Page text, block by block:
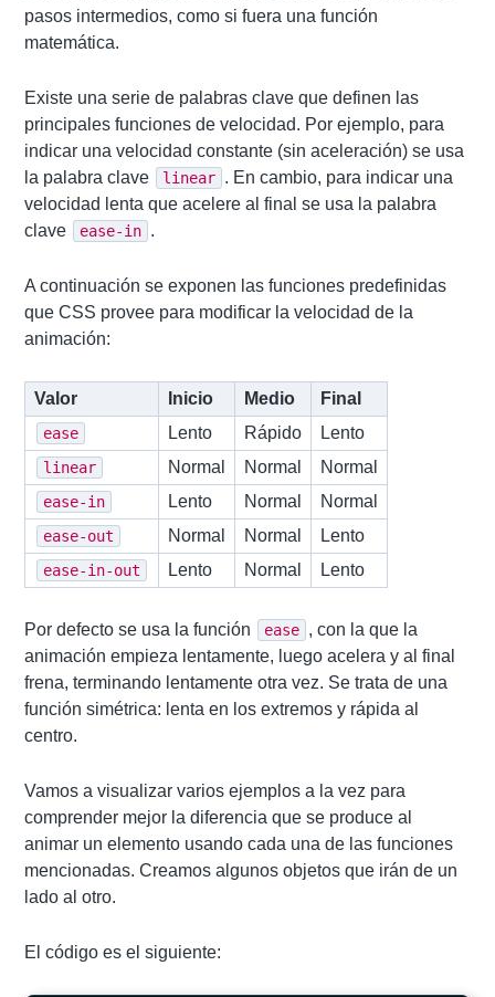
pasos intermedios, como si fuera una función
matemática.
Existe una serie de palabras clave que definen las
principales funciones de velocidad. Por ejemplo, para
indicar una velocidad constante (sin aceleración) se usa
la palabra clave
linear . En cambio, para indicar una
velocidad lenta que acelere al final se usa la palabra
clave
ease-in .
A continuación se exponen las funciones predefinidas
que CSS provee para modificar la velocidad de la
animación:
Valor Inicio Medio Final
ease Lento Rápido Lento
linear Normal Normal Normal
ease-in Lento Normal Normal
ease-out Normal Normal Lento
ease-in-out Lento Normal Lento
Por defecto se usa la función ease , con la que la
animación empieza lentamente, luego acelera y al final
frena, terminando lentamente otra vez. Se trata de una
función simétrica: lenta en los extremos y rápida al
centro.
Vamos a visualizar varios ejemplos a la vez para
comprender mejor la diferencia que se produce al
animar un elemento usando cada una de las funciones
mencionadas. Creamos algunos objetos que irán de un
lado al otro.
El código es el siguiente: